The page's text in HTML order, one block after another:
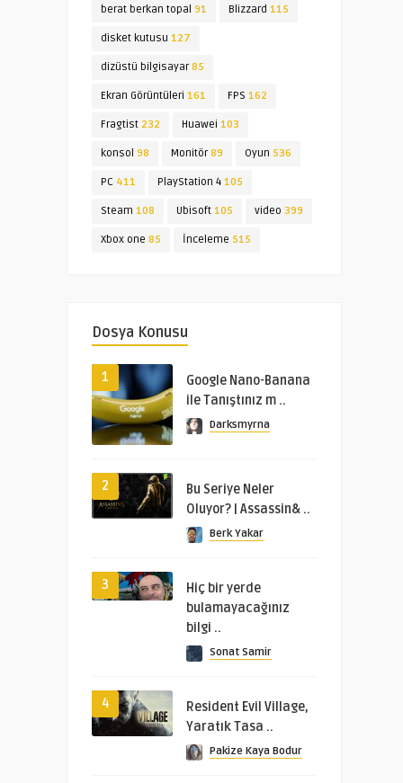
berat berkan topal 91 Blizzard 115
disket kutusu 127
dizüstü bilgisayar85
Ekran Görüntüleri 161 FPS 162
Fragtist 232 Huawei 103
konsol 98 Monitör89 Oyun 536
PC 411 PlayStation 4 105
Steam 108 Ubisoft 105 video 399
Xbox one 85 İnceleme 515
Dosya Konusu
1
Google Nano-Banana
ile Tanıştınız m ..
Darksmyrna
2
Bu Seriye Neler
Oluyor? | Assassin& ..
Berk Yakar
3
Hiç bir yerde
bulamayacağınız
bilgi ..
Sonat Samir
4
Resident Evil Village,
Yaratık Tasa ..
Pakize Kaya Bodur